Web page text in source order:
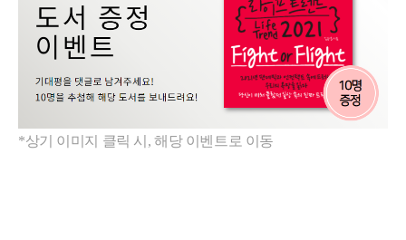
*상기 이미지 클릭 시, 해당 이벤트로 이동